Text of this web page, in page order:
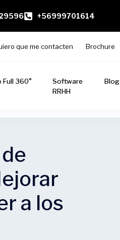
+56999701614
que me contacten Brochure
Full 360°
Software
RRHH
Blog
a los